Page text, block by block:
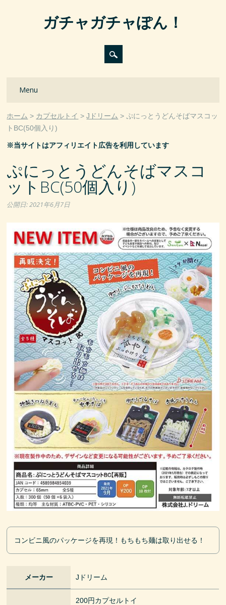
ガチャガチャぽん！
Main menu
Menu
ホーム カプセルトイ Jドリーム
ぷにっとうどんそばマスコッ
トBC(50個入り)
※当サイトはアフィリエイト広告を利用しています
ぷにっとうどんそばマスコ
ットBC(50個入り)
公開日:2021年6月7日
コンビニ風のパッケージを再現！もちもち麺は取り出せる！
メーカー Jドリーム
200円カプセルトイ